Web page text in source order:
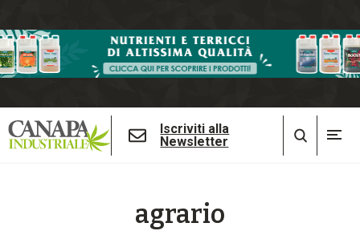
Iscriviti alla
Newsletter
agrario